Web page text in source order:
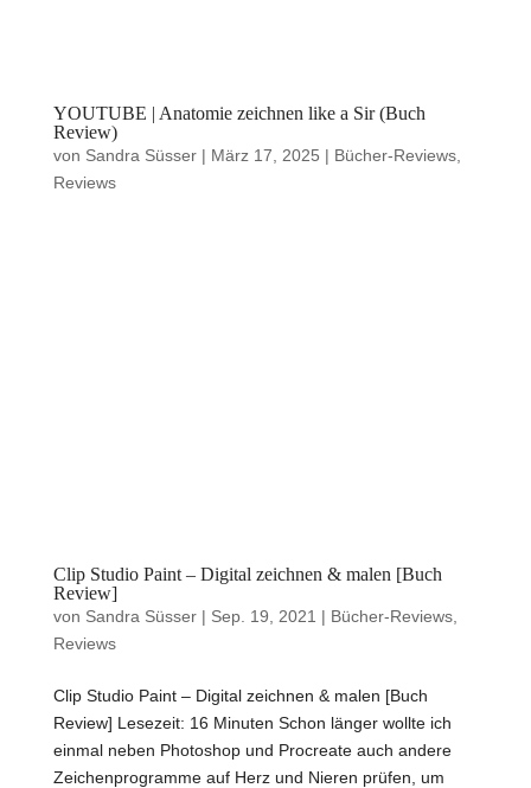
YOUTUBE | Anatomie zeichnen like a Sir (Buch
Review)
von Sandra Süsser| März 17, 2025 | Bücher-Reviews,
Reviews
Clip Studio Paint – Digital zeichnen & malen [Buch
Review]
von Sandra Süsser| Sep. 19, 2021 | Bücher-Reviews,
Reviews
Clip Studio Paint – Digital zeichnen & malen [Buch
Review] Lesezeit: 16 Minuten Schon länger wollte ich
einmal neben Photoshop und Procreate auch andere
Zeichenprogramme auf Herz und Nieren prüfen, um